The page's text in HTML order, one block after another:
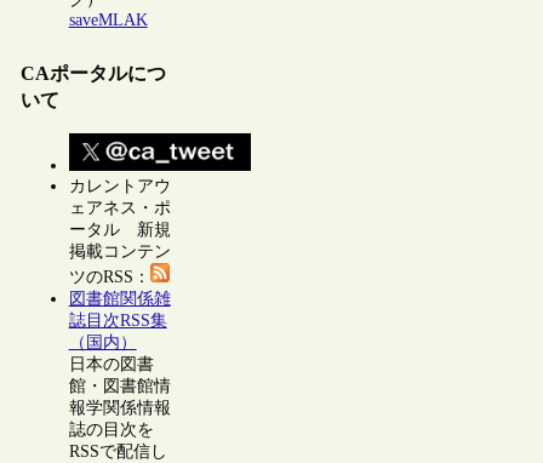
saveMLAK
CAポータルにつ
いて
カレントアウ
ェアネス・ポ
ータル 新規
掲載コンテン
ツのRSS：
図書館関係雑
誌目次RSS集
（国内）
日本の図書
館・図書館情
報学関係情報
誌の目次を
RSSで配信し